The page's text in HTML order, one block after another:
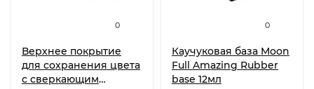
0
Верхнее покрытие
для сохранения цвета
с сверкающим
0
Каучуковая база Moon
Full Amazing Rubber
base 12мл